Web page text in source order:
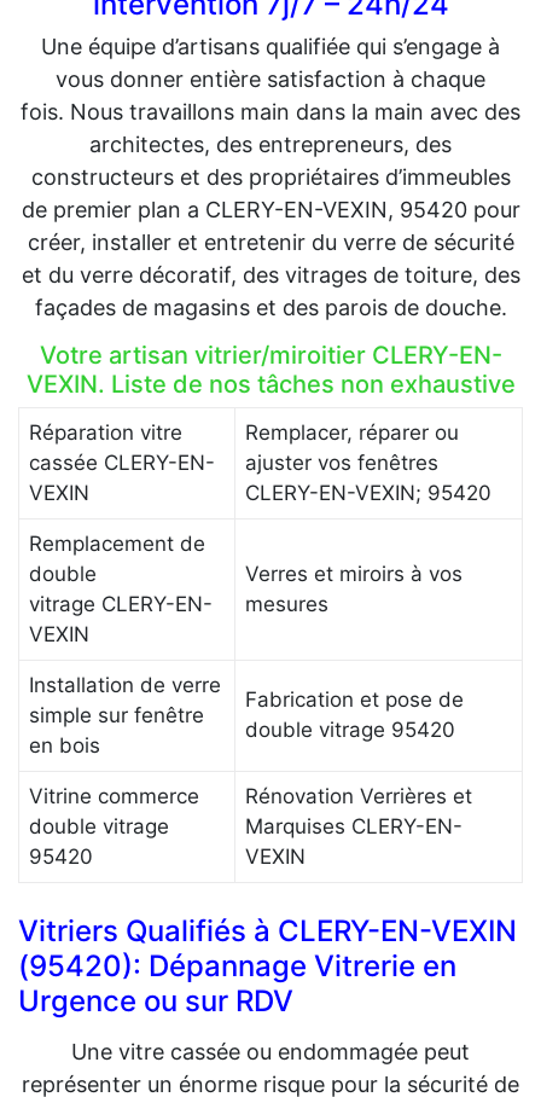
Une équipe d’artisans qualifiée qui s’engage à
vous donner entière satisfaction à chaque
fois. Nous travaillons main dans la main avec des
architectes, des entrepreneurs, des
constructeurs et des propriétaires d’immeubles
de premier plan a CLERY-EN-VEXIN, 95420 pour
créer, installer et entretenir du verre de sécurité
et du verre décoratif, des vitrages de toiture, des
façades de magasins et des parois de douche.
Votre artisan vitrier/miroitier CLERY-EN-
VEXIN. Liste de nos tâches non exhaustive
Réparation vitre
cassée CLERY-EN-
VEXIN
Remplacer, réparer ou
ajuster vos fenêtres
CLERY-EN-VEXIN; 95420
Remplacement de
double
vitrage CLERY-EN-
VEXIN
Verres et miroirs à vos
mesures
Installation de verre
simple sur fenêtre
en bois
Fabrication et pose de
double vitrage 95420
Vitrine commerce
double vitrage
95420
Rénovation Verrières et
Marquises CLERY-EN-
VEXIN
Vitriers Qualifiés à CLERY-EN-VEXIN
(95420): Dépannage Vitrerie en
Urgence ou sur RDV
Une vitre cassée ou endommagée peut
représenter un énorme risque pour la sécurité de